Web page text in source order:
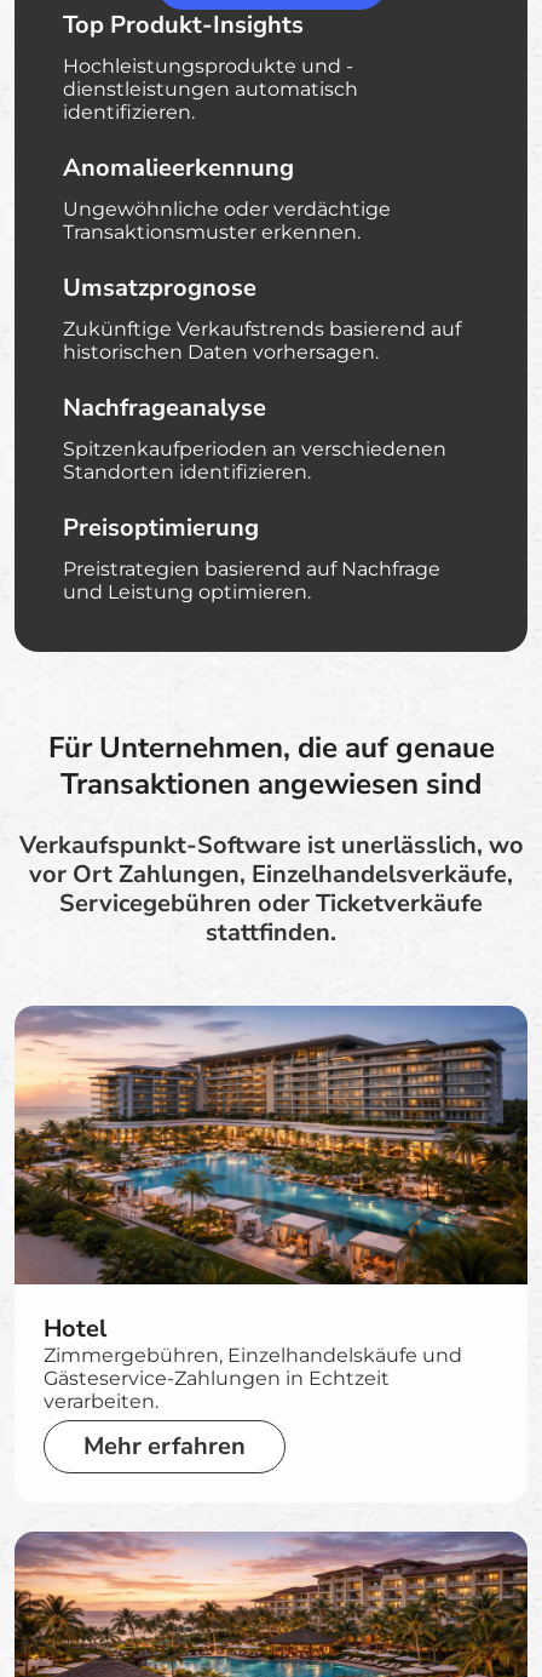
Top Produkt-Insights
Hochleistungsprodukte und -
dienstleistungen automatisch
identifizieren.
Anomalieerkennung
Ungewöhnliche oder verdächtige
Transaktionsmuster erkennen.
Umsatzprognose
Zukünftige Verkaufstrends basierend auf
historischen Daten vorhersagen.
Nachfrageanalyse
Spitzenkaufperioden an verschiedenen
Standorten identifizieren.
Preisoptimierung
Preistrategien basierend auf Nachfrage
und Leistung optimieren.
Für Unternehmen, die auf genaue
Transaktionen angewiesen sind
Verkaufspunkt-Software ist unerlässlich, wo
vor Ort Zahlungen, Einzelhandelsverkäufe,
Servicegebühren oder Ticketverkäufe
stattfinden.
Hotel
Zimmergebühren, Einzelhandelskäufe und
Gästeservice-Zahlungen in Echtzeit
verarbeiten.
Mehr erfahren